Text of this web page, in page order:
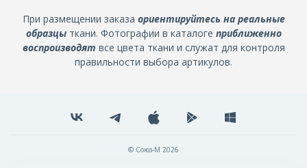
При размещении заказа ориентируйтесь на реальные
образцыткани. Фотографии в каталоге приближенно
воспроизводят все цвета ткани и служат для контроля
правильности выбора артикулов.
© Союз-М 2026